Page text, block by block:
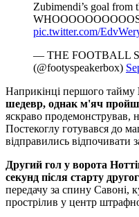
Zubimendi’s goal from
pic.twitter.com/
— THE FOOTBALL
(@footyspeakerbox)
Наприкінці першого тайму
шедевр, однак м'яч
яскраво продемонстрував,
Постекоглу готувався до
відправились відпочивати
Другий гол у ворота
секунд після старту
передачу за спину Савоні,
прострілив у центр